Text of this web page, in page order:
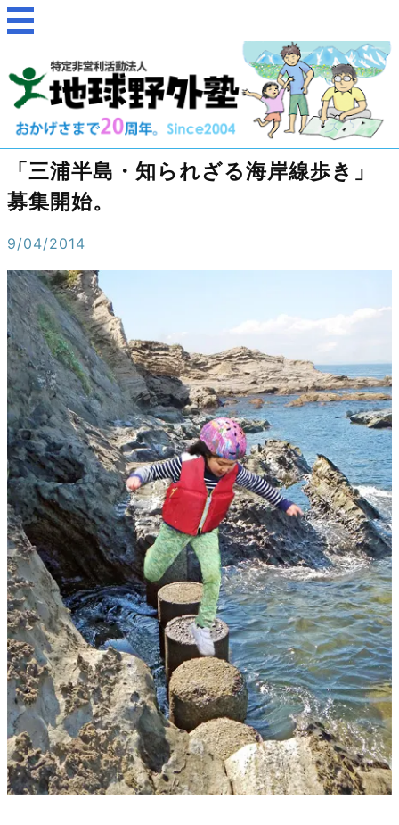
「三浦半島・知られざる海岸線歩き」
募集開始。
9/04/2014